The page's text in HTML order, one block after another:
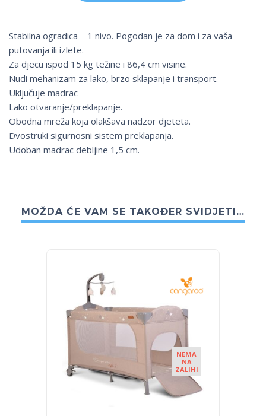
Stabilna ogradica – 1 nivo. Pogodan je za dom i za vaša
putovanja ili izlete.
Za djecu ispod 15 kg težine i 86,4 cm visine.
Nudi mehanizam za lako, brzo sklapanje i transport.
Uključuje madrac
Lako otvaranje/preklapanje.
Obodna mreža koja olakšava nadzor djeteta.
Dvostruki sigurnosni sistem preklapanja.
Udoban madrac debljine 1,5 cm.
MOŽDA ĆE VAM SE TAKOĐER SVIDJETI…
NEMA
NA
ZALIHI